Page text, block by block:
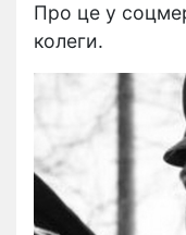
Про це у
колеги.